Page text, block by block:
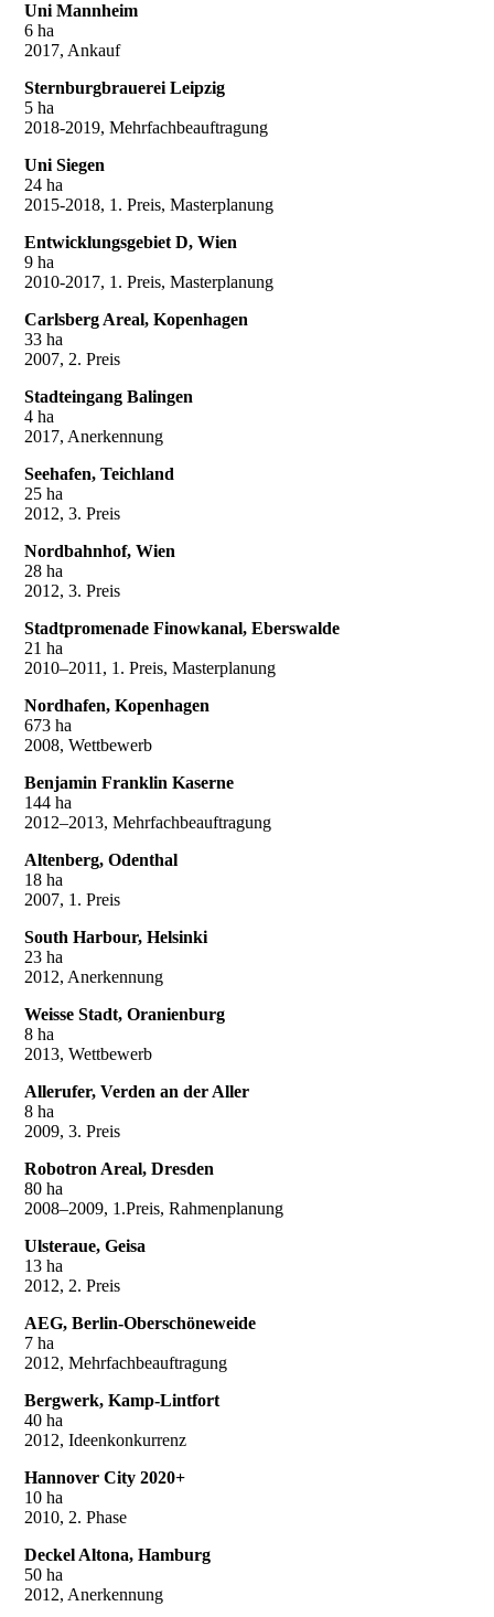
Uni Mannheim
6 ha
2017, Ankauf
Sternburgbrauerei Leipzig
5 ha
2018-2019, Mehrfachbeauftragung
Uni Siegen
24 ha
2015-2018, 1. Preis, Masterplanung
Entwicklungsgebiet D, Wien
9 ha
2010-2017, 1. Preis, Masterplanung
Carlsberg Areal, Kopenhagen
33 ha
2007, 2. Preis
Stadteingang Balingen
4 ha
2017, Anerkennung
Seehafen, Teichland
25 ha
2012, 3. Preis
Nordbahnhof, Wien
28 ha
2012, 3. Preis
Stadtpromenade Finowkanal, Eberswalde
21 ha
2010–2011, 1. Preis, Masterplanung
Nordhafen, Kopenhagen
673 ha
2008, Wettbewerb
Benjamin Franklin Kaserne
144 ha
2012–2013, Mehrfachbeauftragung
Altenberg, Odenthal
18 ha
2007, 1. Preis
South Harbour, Helsinki
23 ha
2012, Anerkennung
Weisse Stadt, Oranienburg
8 ha
2013, Wettbewerb
Allerufer, Verden an der Aller
8 ha
2009, 3. Preis
Robotron Areal, Dresden
80 ha
2008–2009, 1.Preis, Rahmenplanung
Ulsteraue, Geisa
13 ha
2012, 2. Preis
AEG, Berlin-Oberschöneweide
7 ha
2012, Mehrfachbeauftragung
Bergwerk, Kamp-Lintfort
40 ha
2012, Ideenkonkurrenz
Hannover City 2020+
10 ha
2010, 2. Phase
Deckel Altona, Hamburg
50 ha
2012, Anerkennung